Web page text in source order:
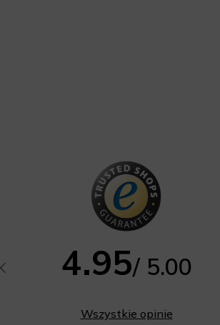
4.95/ 5.00
Wszystkie opinie